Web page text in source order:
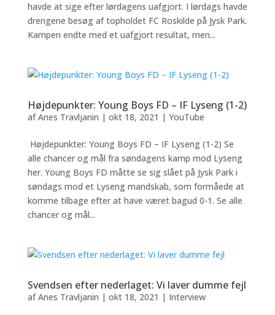
havde at sige efter lørdagens uafgjort. I lørdags havde
drengene besøg af topholdet FC Roskilde på Jysk Park.
Kampen endte med et uafgjort resultat, men...
Højdepunkter: Young Boys FD – IF Lyseng (1-2)
afAnes Travljanin | okt 18, 2021 | YouTube
Højdepunkter: Young Boys FD – IF Lyseng (1-2) Se
alle chancer og mål fra søndagens kamp mod Lyseng
her. Young Boys FD måtte se sig slået på Jysk Park i
søndags mod et Lyseng mandskab, som formåede at
komme tilbage efter at have været bagud 0-1. Se alle
chancer og mål...
Svendsen efter nederlaget: Vi laver dumme fejl
afAnes Travljanin | okt 18, 2021 | Interview